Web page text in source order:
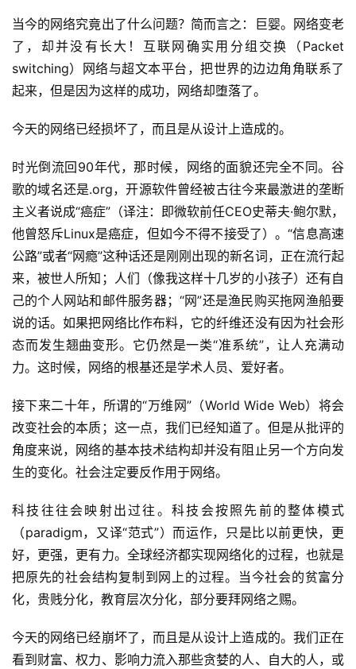
当今的网络究竟出了什么问题？简而言之：巨婴。网络变老
了，却并没有长大！互联网确实用分组交换（Packet
switching）网络与超文本平台，把世界的边边角角联系了
起来，但是因为这样的成功，网络却堕落了。
今天的网络已经损坏了，而且是从设计上造成的。
时光倒流回90年代，那时候，网络的面貌还完全不同。谷
歌的域名还是.org，开源软件曾经被古往今来最激进的垄断
主义者说成“癌症”（译注：即微软前任CEO史蒂夫·鲍尔默，
他曾怒斥Linux是癌症，但如今不得不接受了）。“信息高速
公路”或者“网瘾”这种话还是刚刚出现的新名词，正在流行起
来，被世人所知；人们（像我这样十几岁的小孩子）还有自
己的个人网站和邮件服务器；“网”还是渔民购买拖网渔船要
说的话。如果把网络比作布料，它的纤维还没有因为社会形
态而发生翘曲变形。它仍然是一类“准系统”，让人充满动
力。这时候，网络的根基还是学术人员、爱好者。
接下来二十年，所谓的“万维网”（World Wide Web）将会
改变社会的本质；这一点，我们已经知道了。但是从批评的
角度来说，网络的基本技术结构却并没有阻止另一个方向发
生的变化。社会注定要反作用于网络。
科技往往会映射出过往。科技会按照先前的整体模式
（paradigm，又译“范式”）而运作，只是比以前更快，更
好，更强，更有力。全球经济都实现网络化的过程，也就是
把原先的社会结构复制到网上的过程。当今社会的贫富分
化，贵贱分化，教育层次分化，部分要拜网络之赐。
今天的网络已经崩坏了，而且是从设计上造成的。我们正在
看到财富、权力、影响力流入那些贪婪的人、自大的人，或